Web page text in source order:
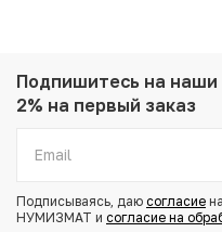
Вес: 4.72 г
Диаметр: 25.4 мм
Состояние: XF
Купить 1/4 анны 1914
Подпишитесь на наши
2% на первый заказ
Подписываясь, даю согласие
НУМИЗМАТ и согласие на